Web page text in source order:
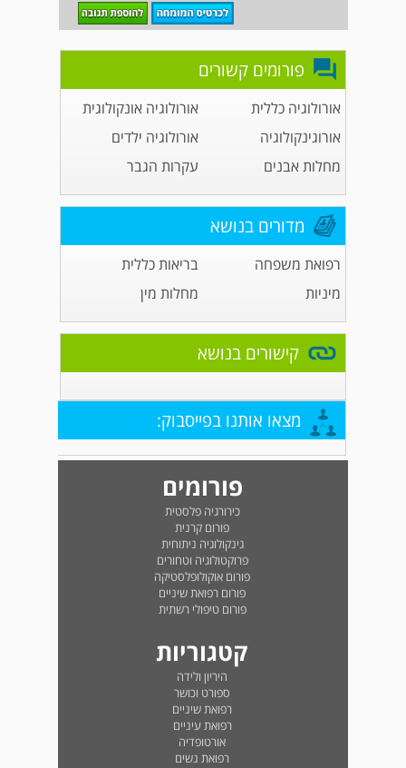
פורומים קשורים
אורולוגיה כללית
אורולוגיה אונקולוגית
אורוגינקולוגיה
אורולוגיה ילדים
מחלות אבנים
עקרות הגבר
מדורים בנושא
רפואת משפחה
בריאות כללית
מיניות
מחלות מין
קישורים בנושא
מצאו אותנו בפייסבוק:
פורומים
כירורגיה פלסטית
פורום קרנית
גינקולוגיה ניתוחית
פרוקטולוגיה וטחורים
פורום אוקולופלסטיקה
פורום רפואת שיניים
פורום טיפולי רשתית
קטגוריות
היריון ולידה
ספורט וכושר
רפואת שיניים
רפואת עיניים
אורטופדיה
רפואת נשים